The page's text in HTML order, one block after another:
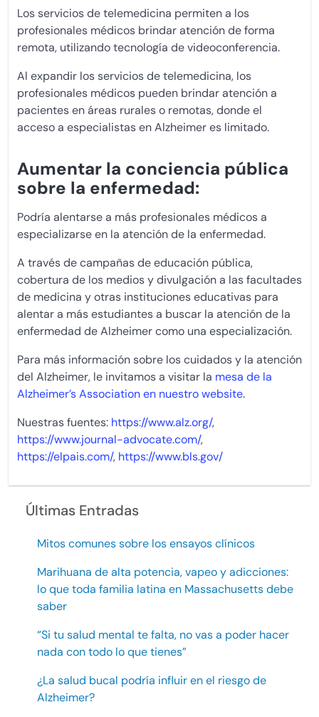
Los servicios de telemedicina permiten a los
profesionales médicos brindar atención de forma
remota, utilizando tecnología de videoconferencia.
Al expandir los servicios de telemedicina, los
profesionales médicos pueden brindar atención a
pacientes en áreas rurales o remotas, donde el
acceso a especialistas en Alzheimer es limitado.
Aumentar la conciencia pública
sobre la enfermedad:
Podría alentarse a más profesionales médicos a
especializarse en la atención de la enfermedad.
A través de campañas de educación pública,
cobertura de los medios y divulgación a las facultades
de medicina y otras instituciones educativas para
alentar a más estudiantes a buscar la atención de la
enfermedad de Alzheimer como una especialización.
Para más información sobre los cuidados y la atención
del Alzheimer, le invitamos a visitar la mesa de la
Alzheimer’s Association en nuestro website.
Nuestras fuentes: https://www.alz.org/,
https://www.journal-advocate.com/,
https://elpais.com/, https://www.bls.gov/
Últimas Entradas
Mitos comunes sobre los ensayos clínicos
Marihuana de alta potencia, vapeo y adicciones:
lo que toda familia latina en Massachusetts debe
saber
“Si tu salud mental te falta, no vas a poder hacer
nada con todo lo que tienes”
¿La salud bucal podría influir en el riesgo de
Alzheimer?